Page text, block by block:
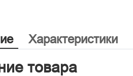
Характеристики
товара